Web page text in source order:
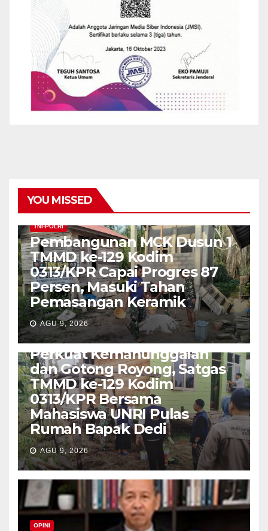
YOU MISSED
TNI-POLRI
Pembangunan MCK Dusun 1
TMMD ke-129 Kodim
0313/KPR Capai Progres 87
Persen, Masuki Tahan
Pemasangan Keramik
AGU 9, 2026
TNI-POLRI
Perkuat Kemanunggalan
dan Gotong Royong, Satgas
TMMD ke-129 Kodim
0313/KPR Bersama
Mahasiswa UNRI Pulas
Rumah Bapak Dedi
AGU 9, 2026
OPINI